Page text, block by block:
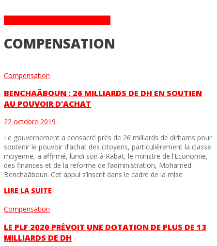
COMPENSATION
Compensation
BENCHAÂBOUN : 26 MILLIARDS DE DH EN SOUTIEN
AU POUVOIR D’ACHAT
22 octobre 2019
Le gouvernement a consacré près de 26 milliards de dirhams pour
soutenir le pouvoir d’achat des citoyens, particulièrement la classe
moyenne, a affirmé, lundi soir à Rabat, le ministre de l’Economie,
des finances et de la réforme de l’administration, Mohamed
Benchaâboun. Cet appui s’inscrit dans le cadre de la mise
LIRE LA SUITE
Compensation
LE PLF 2020 PRÉVOIT UNE DOTATION DE PLUS DE 13
MILLIARDS DE DH